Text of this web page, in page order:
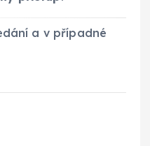
a v případné